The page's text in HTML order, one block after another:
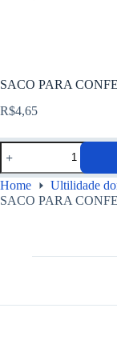
SACO PARA
R$4,65
Home
Ultilidade
SACO PARA